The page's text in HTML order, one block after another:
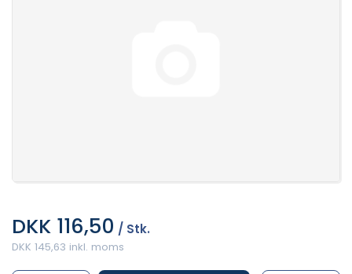
DKK 116,50 / Stk.
DKK 145,63 inkl. moms